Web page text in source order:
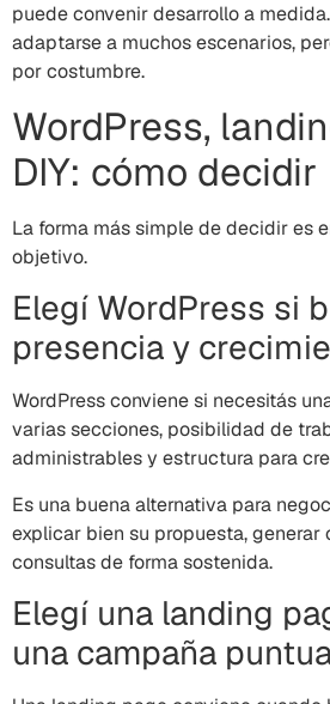
puede convenir desarrollo a
adaptarse a muchos escenarios,
por costumbre.
WordPress,
DIY: cómo decidir
La forma más simple de decidir es
objetivo.
Elegí WordPress si
presencia y
WordPress conviene si necesitás
varias secciones, posibilidad de
administrables y estructura para
Es una buena alternativa para
explicar bien su propuesta,
consultas de forma sostenida.
Elegí una landing
una campaña